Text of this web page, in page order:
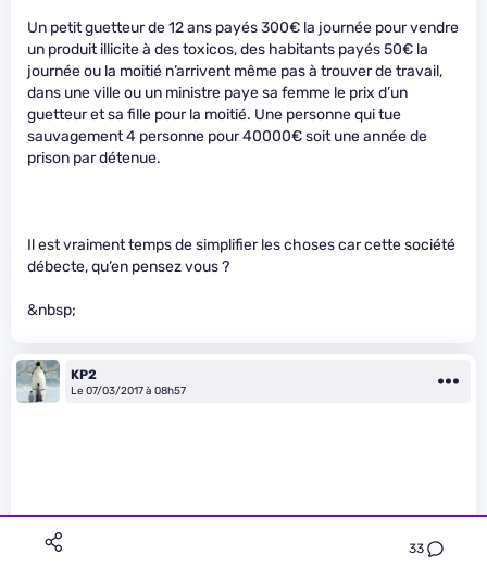
33
Un petit guetteur de 12 ans payés 300€ la journée pour vendre
un produit illicite à des toxicos, des habitants payés 50€ la
journée ou la moitié n’arrivent même pas à trouver de travail,
dans une ville ou un ministre paye sa femme le prix d’un
guetteur et sa fille pour la moitié. Une personne qui tue
sauvagement 4 personne pour 40000€ soit une année de
prison par détenue.
Il est vraiment temps de simplifier les choses car cette société
débecte, qu’en pensez vous ?
&nbsp;
KP2
Le 07/03/2017 à 08h57
peut-être